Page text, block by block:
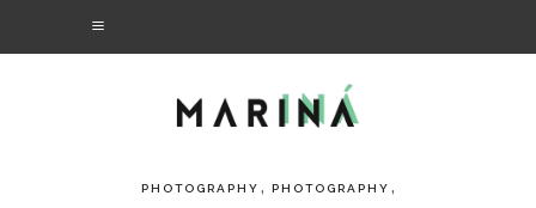
PHOTOGRAPHY , PHOTOGRAPHY ,